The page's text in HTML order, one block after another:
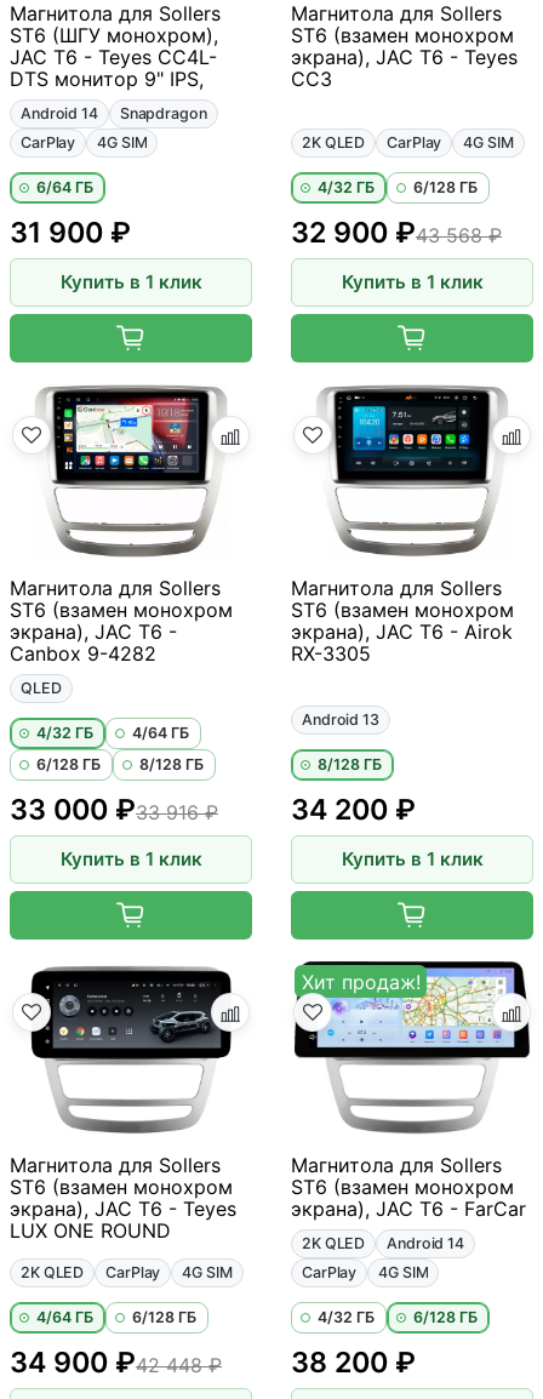
Магнитола для Sollers
ST6 (ШГУ монохром),
JAC T6 - Teyes CC4L-
DTS монитор 9" IPS,
Android 14
Snapdragon
CarPlay
4G SIM
6/64 ГБ
31 900 ₽
Купить в 1 клик
Магнитола для Sollers
ST6 (взамен монохром
экрана), JAC T6 - Teyes
CC3
2K QLED CarPlay 4G SIM
4/32 ГБ 6/128 ГБ
32 900 ₽43 568 ₽
Купить в 1 клик
Магнитола для Sollers
ST6 (взамен монохром
экрана), JAC T6 -
Canbox 9-4282
QLED
4/32 ГБ
4/64 ГБ
6/128 ГБ
8/128 ГБ
33 000 ₽33 916 ₽
Купить в 1 клик
Магнитола для Sollers
ST6 (взамен монохром
экрана), JAC T6 - Airok
RX-3305
Android 13
8/128 ГБ
34 200 ₽
Купить в 1 клик
Магнитола для Sollers
ST6 (взамен монохром
экрана), JAC T6 - Teyes
LUX ONE ROUND
2K QLED CarPlay 4G SIM
4/64 ГБ 6/128 ГБ
34 900 ₽42 448 ₽
Хит продаж!
Магнитола для Sollers
ST6 (взамен монохром
экрана), JAC T6 - FarCar
2K QLED
Android 14
CarPlay
4G SIM
4/32 ГБ 6/128 ГБ
38 200 ₽